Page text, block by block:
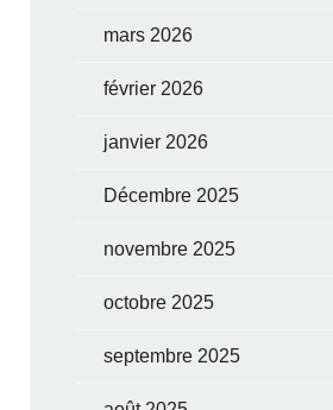
mars 2026
février 2026
janvier 2026
Décembre 2025
novembre 2025
octobre 2025
septembre 2025